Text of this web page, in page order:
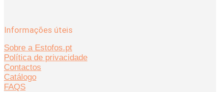
Informações úteis
Sobre a Estofos.pt
Política de privacidade
Contactos
Catálogo
FAQS